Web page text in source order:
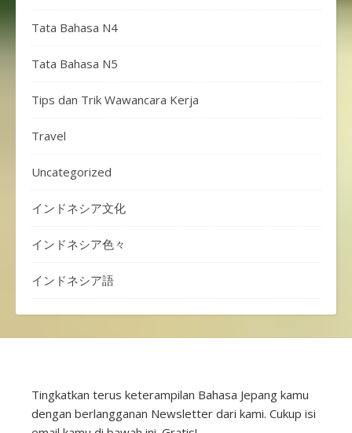
Tata Bahasa N4
Tata Bahasa N5
Tips dan Trik Wawancara Kerja
Travel
Uncategorized
インドネシア文化
インドネシア色々
インドネシア語
Tingkatkan terus keterampilan Bahasa Jepang kamu
dengan berlangganan Newsletter dari kami. Cukup isi